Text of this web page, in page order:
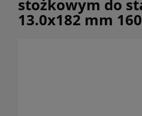
stożkowym do
13.0x182 mm